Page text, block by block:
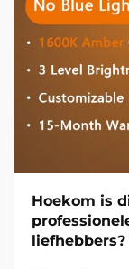
Hoekom is
liefhebbers?